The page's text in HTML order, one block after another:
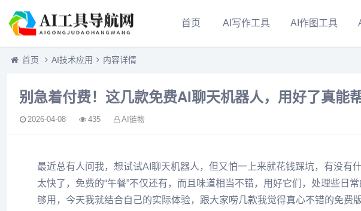
首页 AI写作工具 AI作图工具
首页 AI技术应用 内容详情
别急着付费！这几款免费AI聊天机器人，用好了真能
2026-04-08 435 AI链物
最近总有人问我，想试试AI聊天机器人，但又怕一上来就花钱踩坑，有没有
太快了，免费的“午餐”不仅还有，而且味道相当不错，用好它们，处理些日
够用，今天我就结合自己的实际体验，跟大家唠几款我觉得真心不错的免费